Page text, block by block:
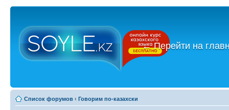
←Перейти на
Список форумов ‹ Говорим по-казахски